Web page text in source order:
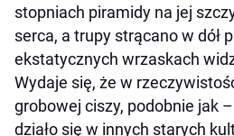
stopniach piramidy na jej
serca, a trupy strącano w dół
ekstatycznych wrzaskach
Wydaje się, że w
grobowej ciszy, podobnie jak
działo się w innych starych